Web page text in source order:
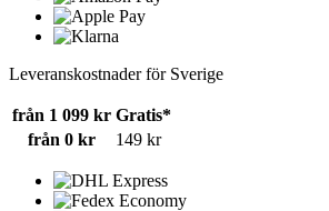
Leveranskostnader för Sverige
från 1 099 kr Gratis*
från 0 kr
149 kr